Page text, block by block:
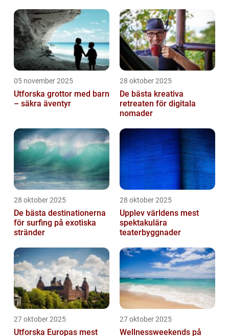
05 november 2025
Utforska grottor med barn
– säkra äventyr
28 oktober 2025
De bästa kreativa
retreaten för digitala
nomader
28 oktober 2025
De bästa destinationerna
för surfing på exotiska
stränder
28 oktober 2025
Upplev världens mest
spektakulära
teaterbyggnader
27 oktober 2025
Utforska Europas mest
27 oktober 2025
Wellnessweekends på